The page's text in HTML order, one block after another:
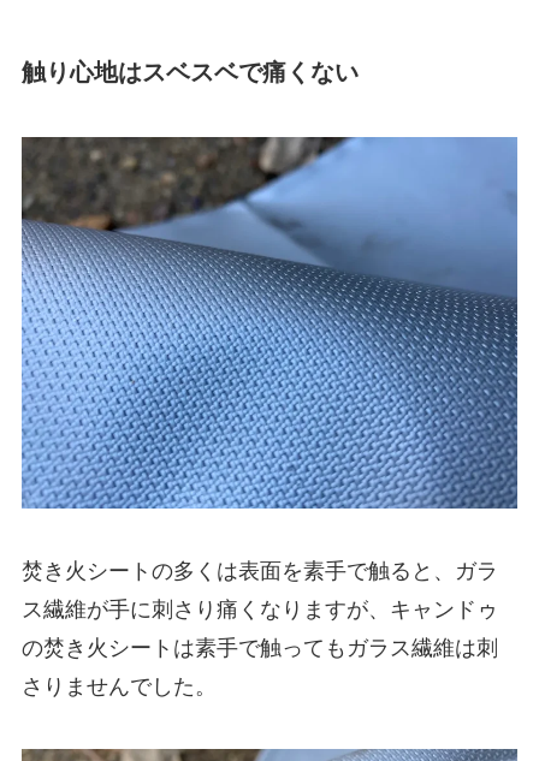
触り心地はスベスベで痛くない
焚き火シートの多くは表面を素手で触ると、ガラ
ス繊維が手に刺さり痛くなりますが、キャンドゥ
の焚き火シートは素手で触ってもガラス繊維は刺
さりませんでした。